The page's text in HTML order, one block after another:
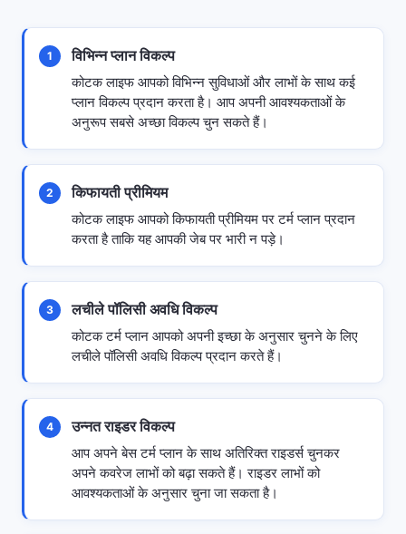
1 विभिन्न प्लान विकल्प
कोटक लाइफ आपको विभिन्न सुविधाओं और लाभों के साथ कई
प्लान विकल्प प्रदान करता है। आप अपनी आवश्यकताओं के
अनुरूप सबसे अच्छा विकल्प चुन सकते हैं।
2 किफायती प्रीमियम
कोटक लाइफ आपको किफायती प्रीमियम पर टर्म प्लान प्रदान
करता है ताकि यह आपकी जेब पर भारी न पड़े।
3 लचीले पॉलिसी अवधि विकल्प
कोटक टर्म प्लान आपको अपनी इच्छा के अनुसार चुनने के लिए
लचीले पॉलिसी अवधि विकल्प प्रदान करते हैं।
4 उन्नत राइडर विकल्प
आप अपने बेस टर्म प्लान के साथ अतिरिक्त राइडर्स चुनकर
अपने कवरेज लाभों को बढ़ा सकते हैं। राइडर लाभों को
आवश्यकताओं के अनुसार चुना जा सकता है।